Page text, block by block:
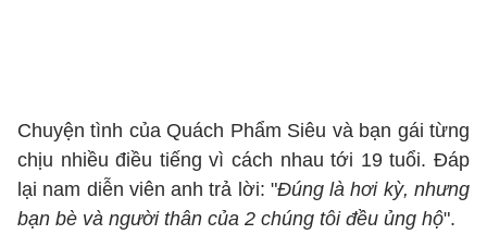
Chuyện tình của Quách Phẩm Siêu và bạn gái từng
chịu nhiều điều tiếng vì cách nhau tới 19 tuổi. Đáp
lại nam diễn viên anh trả lời: "Đúng là hơi kỳ, nhưng
bạn bè và người thân của 2 chúng tôi đều ủng hộ".